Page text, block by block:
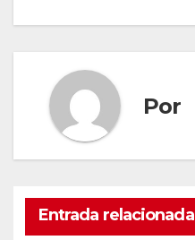
Por
Entrada relacionada